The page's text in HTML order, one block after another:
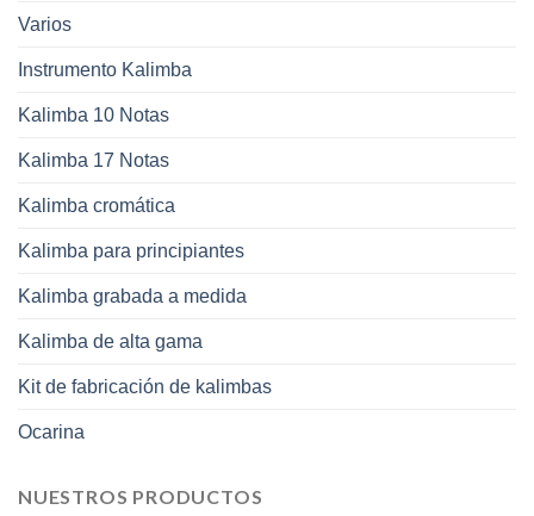
Varios
Instrumento Kalimba
Kalimba 10 Notas
Kalimba 17 Notas
Kalimba cromática
Kalimba para principiantes
Kalimba grabada a medida
Kalimba de alta gama
Kit de fabricación de kalimbas
Ocarina
NUESTROS PRODUCTOS